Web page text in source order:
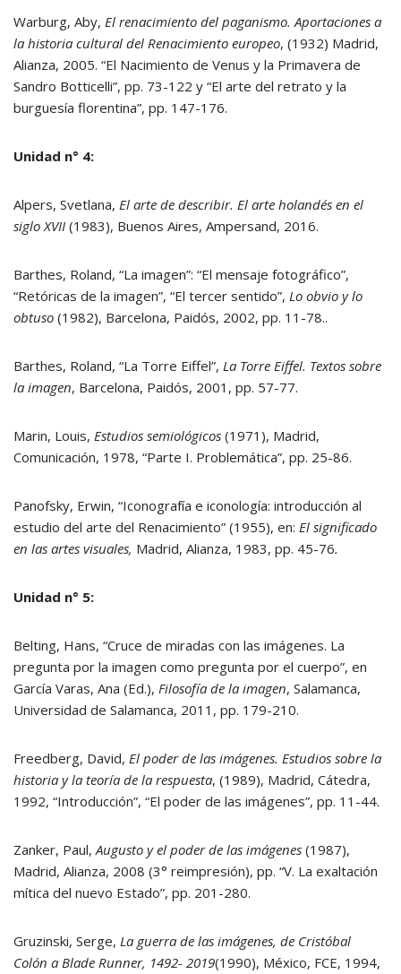
Warburg, Aby, El renacimiento del paganismo. Aportaciones a
la historia cultural del Renacimiento europeo, (1932) Madrid,
Alianza, 2005. “El Nacimiento de Venus y la Primavera de
Sandro Botticelli”, pp. 73-122 y “El arte del retrato y la
burguesía florentina”, pp. 147-176.
Unidad n° 4:
Alpers, Svetlana, El arte de describir. El arte holandés en el
siglo XVII (1983), Buenos Aires, Ampersand, 2016.
Barthes, Roland, “La imagen”: “El mensaje fotográfico”,
“Retóricas de la imagen”, “El tercer sentido”, Lo obvio y lo
obtuso (1982), Barcelona, Paidós, 2002, pp. 11-78..
Barthes, Roland, “La Torre Eiffel”, La Torre Eiffel. Textos sobre
la imagen, Barcelona, Paidós, 2001, pp. 57-77.
Marin, Louis, Estudios semiológicos (1971), Madrid,
Comunicación, 1978, “Parte I. Problemática”, pp. 25-86.
Panofsky, Erwin, “Iconografía e iconología: introducción al
estudio del arte del Renacimiento” (1955), en: El significado
en las artes visuales, Madrid, Alianza, 1983, pp. 45-76.
Unidad n° 5:
Belting, Hans, “Cruce de miradas con las imágenes. La
pregunta por la imagen como pregunta por el cuerpo”, en
García Varas, Ana (Ed.), Filosofía de la imagen, Salamanca,
Universidad de Salamanca, 2011, pp. 179-210.
Freedberg, David, El poder de las imágenes. Estudios sobre la
historia y la teoría de la respuesta, (1989), Madrid, Cátedra,
1992, “Introducción”, “El poder de las imágenes”, pp. 11-44.
Zanker, Paul,Augusto y el poder de las imágenes (1987),
Madrid, Alianza, 2008 (3° reimpresión), pp. “V. La exaltación
mítica del nuevo Estado”, pp. 201-280.
Gruzinski, Serge, La guerra de las imágenes, de Cristóbal
Colón a Blade Runner, 1492- 2019(1990), México, FCE, 1994,